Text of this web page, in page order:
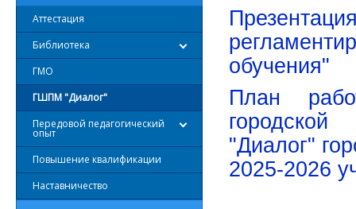
Аттестация
Библиотека
ГМО
ГШПМ "Диалог"
Передовой педагогический
опыт
Повышение квалификации
Наставничество
обучения"
План
городской
"Диалог"
2025-2026